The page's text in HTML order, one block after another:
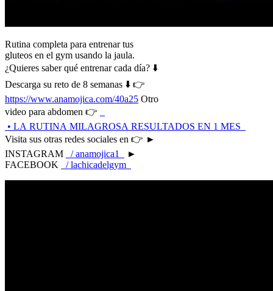
Rutina completa para entrenar tus
gluteos en el gym usando la jaula.
¿Quieres saber qué entrenar cada día? ⬇️
Descarga su reto de 8 semanas ⬇️ 👉
https://www.anamojica.com/40a25 Otro
video para abdomen 👉
• LA RUTINA MILAGROSA RESULTADOS EN 1 MES
Visita sus otras redes sociales en 👉 ►
INSTAGRAM
/ anamojica1
►
FACEBOOK
/ lachicadelgym